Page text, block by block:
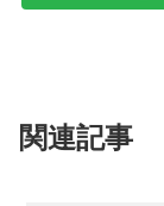
関連記事